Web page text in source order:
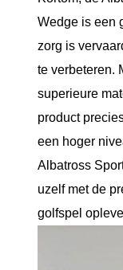
Wedge is een
zorg is
te verbeteren.
superieure
product
een hoger
Albatross
uzelf met de
golfspel